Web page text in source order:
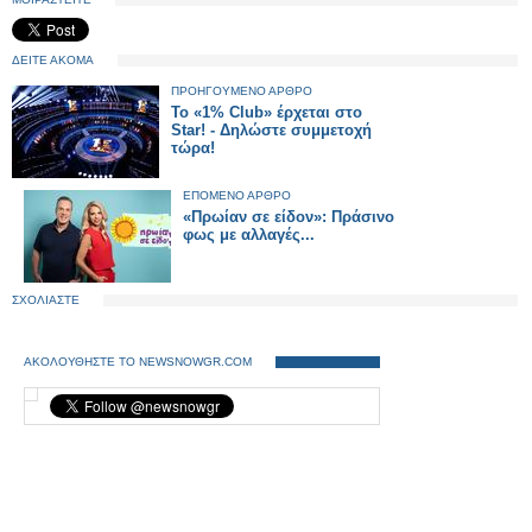
ΔΕΙΤΕ ΑΚΟΜΑ
ΠΡΟΗΓΟΥΜΕΝΟ ΑΡΘΡΟ
Το «1% Club» έρχεται στο
Star! - Δηλώστε συμμετοχή
τώρα!
ΕΠΟΜΕΝΟ ΑΡΘΡΟ
«Πρωίαν σε είδον»: Πράσινο
φως με αλλαγές...
ΣΧΟΛΙΑΣΤΕ
ΑΚΟΛΟΥΘΗΣΤΕ ΤΟ NEWSNOWGR.COM